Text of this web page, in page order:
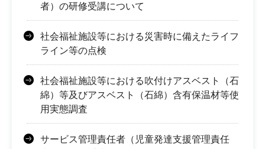
者）の研修受講について
社会福祉施設等における災害時に備えたライフ
ライン等の点検
社会福祉施設等における吹付けアスベスト（石
綿）等及びアスベスト（石綿）含有保温材等使
用実態調査
サービス管理責任者（児童発達支援管理責任